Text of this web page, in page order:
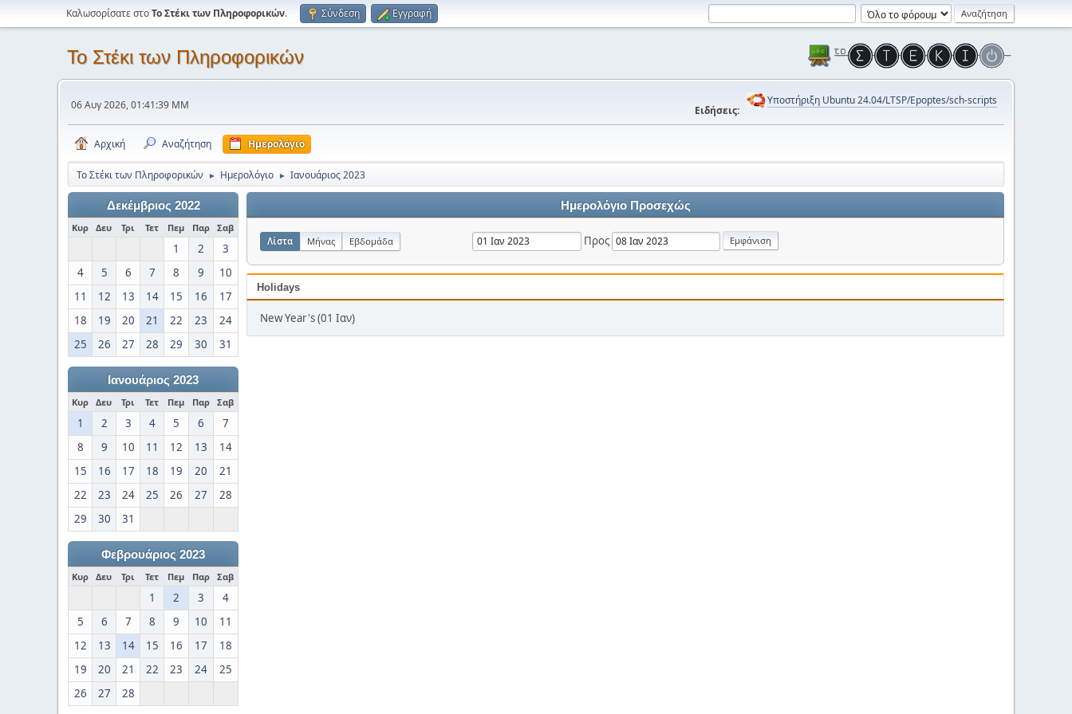
Καλωσορίσατε στοΤο Στέκι των Πληροφορικών. Σύνδεση Εγγραφή
Το Στέκι των Πληροφορικών
06 Αυγ 2026, 01:41:39 ΜΜ Ειδήσεις:
Υποστήριξη Ubuntu 24.04/LTSP/Epoptes/sch-scripts
Αρχική Αναζήτηση Ημερολόγιο
Το Στέκι των Πληροφορικών ► Ημερολόγιο ► Ιανουάριος 2023
Δεκέμβριος 2022
Κυρ Δευ Τρι Τετ Πεμ Παρ Σαβ
1 2
3
4
5 6 7 8 9
10
11
12 13 14 15 16
17
18
19 20 21 22 23
24
25
26 27 28 29 30 31
Ιανουάριος 2023
Κυρ Δευ Τρι Τετ Πεμ Παρ Σαβ
1 2 3 4 5 6
7
8
9 10 11 12 13
14
15
16 17 18 19 20
21
22
23 24 25 26 27
28
29
30 31
Φεβρουάριος 2023
Κυρ Δευ Τρι Τετ Πεμ Παρ Σαβ
1 2 3
4
5
6 7 8 9 10
11
12
13 14 15 16 17
18
19
20 21 22 23 24
25
26
27 28
Ημερολόγιο Προσεχώς
Λίστα Μήνας Εβδομάδα Προς
Holidays
New Year's (01 Ιαν)